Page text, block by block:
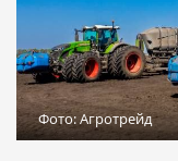
Фото: Агротрейд